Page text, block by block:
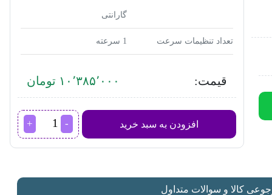
گارانتی
تعداد تنظیمات سرعت 1 سرعته
قیمت: ۱۰٬۳۸۵٬۰۰۰ تومان
افزودن به سبد خرید
مخلوط
کن
HR2765
کالا و سوالات متداول